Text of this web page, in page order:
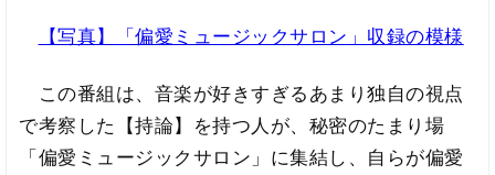
【写真】「偏愛ミュージックサロン」収録の模様
この番組は、音楽が好きすぎるあまり独自の視点
で考察した【持論】を持つ人が、秘密のたまり場
「偏愛ミュージックサロン」に集結し、自らが偏愛